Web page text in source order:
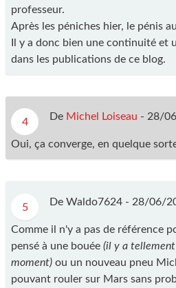
professeur.
Après les péniches hier, le pénis
Il y a donc bien une continuité et
dans les publications de ce blog.
4 De Michel Loiseau - 28/
Oui, ça converge, en quelque
5 De Waldo7624 - 28/06/
Comme il n'y a pas de référence
pensé à une bouée (il y a tellement
moment) ou un nouveau pneu
pouvant rouler sur Mars sans